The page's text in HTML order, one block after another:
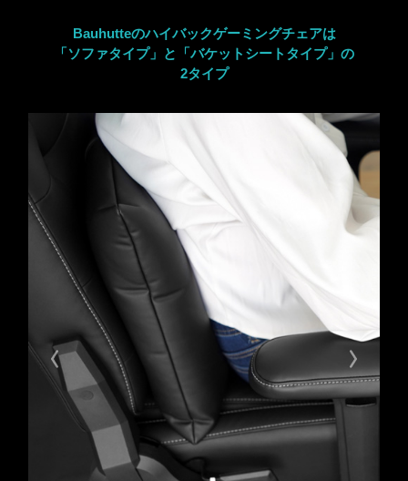
Bauhutteのハイバックゲーミングチェアは
「ソファタイプ」と「バケットシートタイプ」の
2タイプ
Previous Next